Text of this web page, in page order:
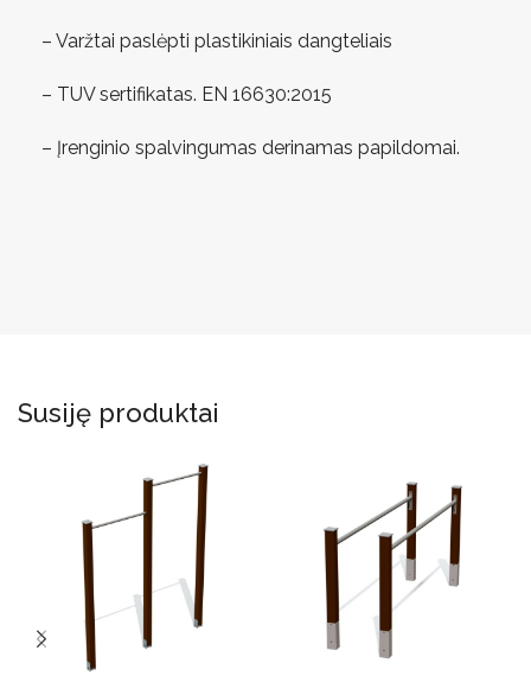
– Varžtai paslėpti plastikiniais dangteliais
– TUV sertifikatas. EN 16630:2015
– Įrenginio spalvingumas derinamas papildomai.
Susiję produktai